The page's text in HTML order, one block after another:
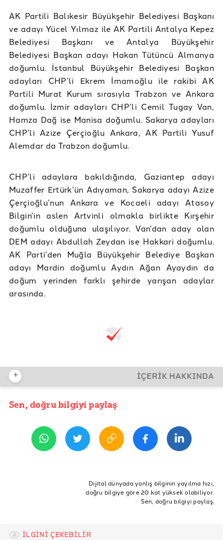
AK Partili Balıkesir Büyükşehir Belediyesi Başkanı
ve adayı Yücel Yılmaz ile AK Partili Antalya Kepez
Belediyesi Başkanı ve Antalya Büyükşehir
Belediyesi Başkan adayı Hakan Tütüncü Almanya
doğumlu. İstanbul Büyükşehir Belediyesi Başkan
adayları CHP’li Ekrem İmamoğlu ile rakibi AK
Partili Murat Kurum sırasıyla Trabzon ve Ankara
doğumlu. İzmir adayları CHP’li Cemil Tugay Van,
Hamza Dağ ise Manisa doğumlu. Sakarya adayları
CHP’li Azize Çerçioğlu Ankara, AK Partili Yusuf
Alemdar da Trabzon doğumlu.
CHP’li adaylara bakıldığında, Gaziantep adayı
Muzaffer Ertürk’ün Adıyaman, Sakarya adayı Azize
Çerçioğlu’nun Ankara ve Kocaeli adayı Atasoy
Bilgin’in aslen Artvinli olmakla birlikte Kırşehir
doğumlu olduğuna ulaşılıyor. Van’dan aday olan
DEM adayı Abdullah Zeydan ise Hakkari doğumlu.
AK Parti’den Muğla Büyükşehir Belediye Başkan
adayı Mardin doğumlu Aydın Ağan Ayaydın da
doğum yerinden farklı şehirde yarışan adaylar
arasında.
+ İÇERİK HAKKINDA
YAYIN TARİHİ
mhp Bursa Diyarbakır
Denizli
AK Parti yerel seçimler
Aday
Konya
Büyükşehir
Sen, doğru bilgiyi paylaş
Dijital dünyada yanlış bilginin yayılma hızı,
doğru bilgiye göre 20 kat yüksek olabiliyor.
Sen, doğru bilgiyi paylaş.
İLGİNİ ÇEKEBİLİR